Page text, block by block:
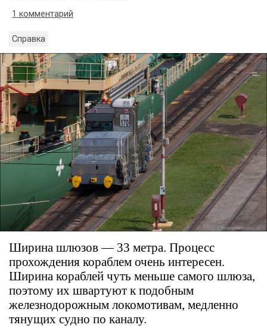
1 комментарий
Справка
Ширина шлюзов — 33 метра. Процесс
прохождения кораблем очень интересен.
Ширина кораблей чуть меньше самого шлюза,
поэтому их швартуют к подобным
железнодорожным локомотивам, медленно
тянущих судно по каналу.